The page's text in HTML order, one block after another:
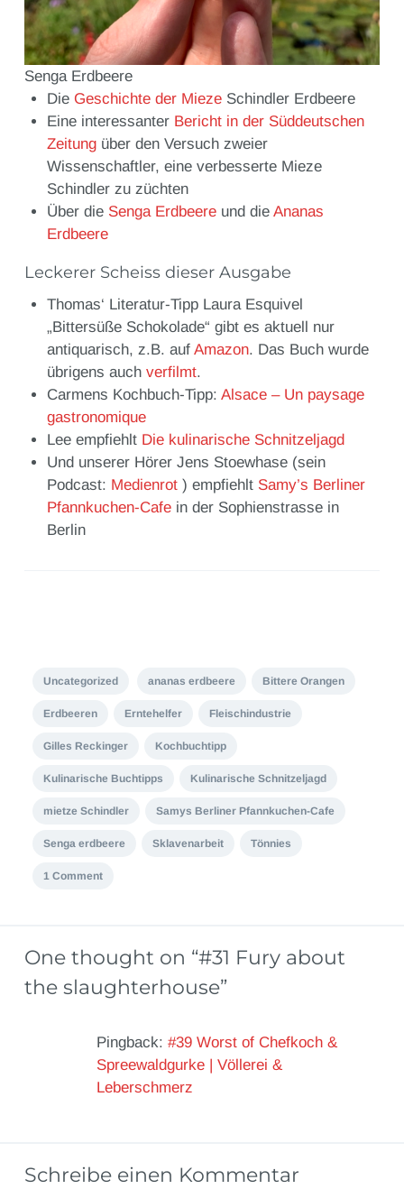
Senga Erdbeere
Die Geschichte der Mieze Schindler Erdbeere
Eine interessanter Bericht in der Süddeutschen
Zeitung über den Versuch zweier
Wissenschaftler, eine verbesserte Mieze
Schindler zu züchten
Über die Senga Erdbeere und dieAnanas
Erdbeere
Leckerer Scheiss dieser Ausgabe
Thomas‘ Literatur-Tipp Laura Esquivel
„Bittersüße Schokolade“ gibt es aktuell nur
antiquarisch, z.B. aufAmazon. Das Buch wurde
übrigens auchverfilmt.
Carmens Kochbuch-Tipp:Alsace – Un paysage
gastronomique
Lee empfiehlt Die kulinarische Schnitzeljagd
Und unserer Hörer Jens Stoewhase (sein
Podcast: Medienrot ) empfiehlt Samy’s Berliner
Pfannkuchen-Cafe in der Sophienstrasse in
Berlin
Uncategorized ananas erdbeere Bittere Orangen
Erdbeeren Erntehelfer Fleischindustrie
Gilles Reckinger Kochbuchtipp
Kulinarische Buchtipps Kulinarische Schnitzeljagd
mietze Schindler Samys Berliner Pfannkuchen-Cafe
Senga erdbeere Sklavenarbeit Tönnies
1 Comment
One thought on “#31 Fury about
the slaughterhouse”
Pingback: #39 Worst of Chefkoch &
Spreewaldgurke | Völlerei &
Leberschmerz
Schreibe einen Kommentar